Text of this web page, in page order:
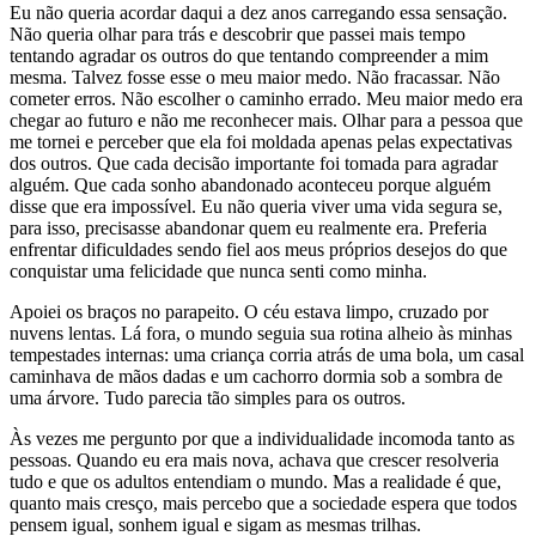
Eu não queria acordar daqui a dez anos carregando essa sensação.
Não queria olhar para trás e descobrir que passei mais tempo
tentando agradar os outros do que tentando compreender a mim
mesma. Talvez fosse esse o meu maior medo. Não fracassar. Não
cometer erros. Não escolher o caminho errado. Meu maior medo era
chegar ao futuro e não me reconhecer mais. Olhar para a pessoa que
me tornei e perceber que ela foi moldada apenas pelas expectativas
dos outros. Que cada decisão importante foi tomada para agradar
alguém. Que cada sonho abandonado aconteceu porque alguém
disse que era impossível. Eu não queria viver uma vida segura se,
para isso, precisasse abandonar quem eu realmente era. Preferia
enfrentar dificuldades sendo fiel aos meus próprios desejos do que
conquistar uma felicidade que nunca senti como minha.
Apoiei os braços no parapeito. O céu estava limpo, cruzado por
nuvens lentas. Lá fora, o mundo seguia sua rotina alheio às minhas
tempestades internas: uma criança corria atrás de uma bola, um casal
caminhava de mãos dadas e um cachorro dormia sob a sombra de
uma árvore. Tudo parecia tão simples para os outros.
Às vezes me pergunto por que a individualidade incomoda tanto as
pessoas. Quando eu era mais nova, achava que crescer resolveria
tudo e que os adultos entendiam o mundo. Mas a realidade é que,
quanto mais cresço, mais percebo que a sociedade espera que todos
pensem igual, sonhem igual e sigam as mesmas trilhas.